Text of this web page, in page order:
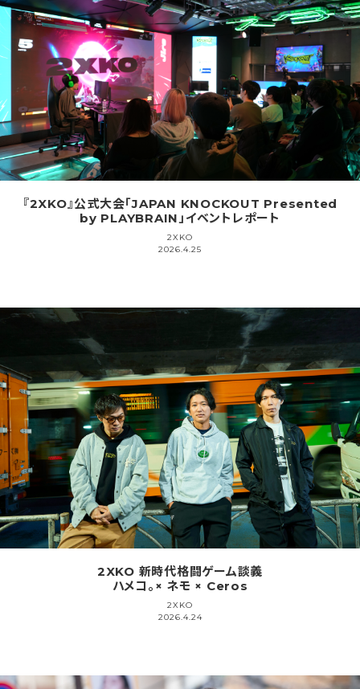
『2XKO』公式大会「JAPAN KNOCKOUT Presented
by PLAYBRAIN」イベントレポート
2XKO
2026.4.25
2XKO 新時代格闘ゲーム談義
ハメコ。× ネモ × Ceros
2XKO
2026.4.24